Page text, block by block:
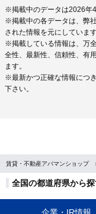
※掲載中のデータは2026年4
※掲載中の各データは、弊
された情報を元にしています
※掲載している情報は、万
全性、最新性、信頼性、有
ます。
※最新かつ正確な情報につ
下さい。
賃貸・不動産アパマンショップ
全国の都道府県から